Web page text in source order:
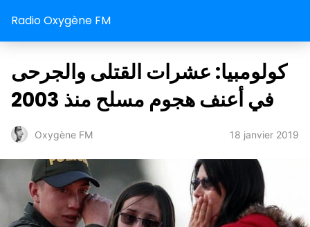
Radio Oxygène FM
كولومبيا: عشرات القتلى والجرحى
في أعنف هجوم مسلح منذ 2003
Oxygène FM 18 janvier 2019